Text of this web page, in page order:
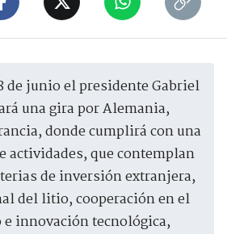
una gira por Alemania,
donde cumplirá con una
actividades, que contemplan
de inversión extranjera,
del litio, cooperación en el
innovación tecnológica,